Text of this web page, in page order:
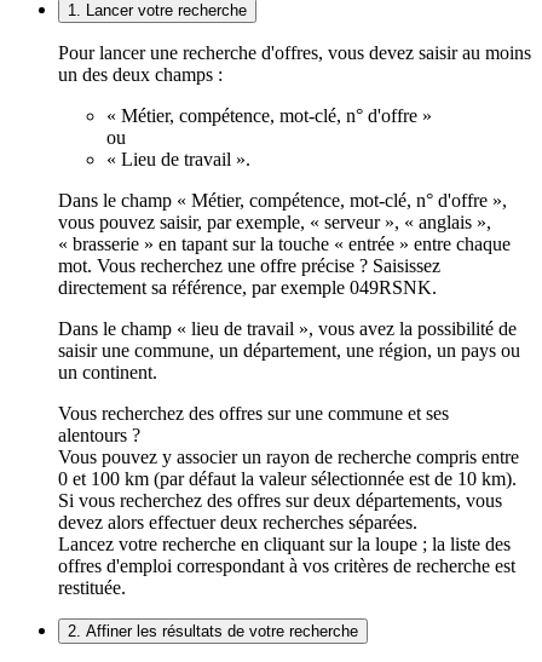
1. Lancer votre recherche
Pour lancer une recherche d'offres, vous devez saisir au moins
un des deux champs :
« Métier, compétence, mot-clé, n° d'offre »
ou
« Lieu de travail ».
Dans le champ « Métier, compétence, mot-clé, n° d'offre »,
vous pouvez saisir, par exemple, « serveur », « anglais »,
« brasserie » en tapant sur la touche « entrée » entre chaque
mot. Vous recherchez une offre précise ? Saisissez
directement sa référence, par exemple 049RSNK.
Dans le champ « lieu de travail », vous avez la possibilité de
saisir une commune, un département, une région, un pays ou
un continent.
Vous recherchez des offres sur une commune et ses
alentours ?
Vous pouvez y associer un rayon de recherche compris entre
0 et 100 km (par défaut la valeur sélectionnée est de 10 km).
Si vous recherchez des offres sur deux départements, vous
devez alors effectuer deux recherches séparées.
Lancez votre recherche en cliquant sur la loupe ; la liste des
offres d'emploi correspondant à vos critères de recherche est
restituée.
2. Affiner les résultats de votre recherche